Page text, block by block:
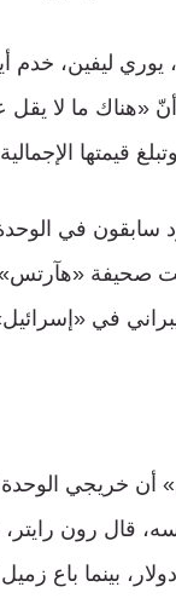
«هناك ما لا
للأمن السيبراني